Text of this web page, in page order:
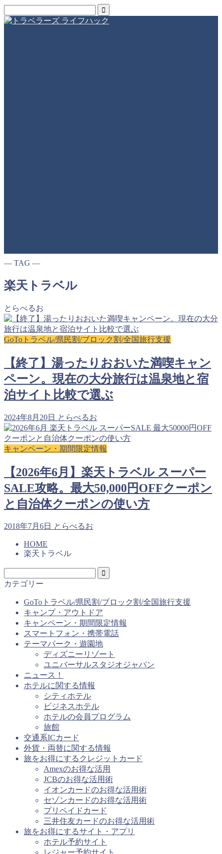
― TAG ―
楽天トラベル
とらべるお
GoToトラベル/県民割/ブロック割/全国旅行支援
【終了】湯ったりおおいた満喫キャン
ペーン。現在の大分旅行は温泉地と宿
泊サイト比較で選ぶ
2024年8月20日 とらべるお
キャンペーン・期間限定情報
【2026年6月】楽天トラベル スーパー
SALE攻略。最大50,000円OFFクーポン
と自治体クーポンの使い方
2018年7月6日 とらべるお
HOME
楽天トラベル
カテゴリー
GoToトラベル/県民割/ブロック割/全国旅行支援
キャンプ・アウトドア
キャンペーン・期間限定情報
スマートフォン・携帯電話
テーマパーク・遊園地
ディズニーリゾート
ユニバーサルスタジオジャパン
ニュース！
ホテルに関する情報
シティホテル
ビジネスホテル
ホテルの会員プログラム
旅館
交通系ICカード
外貨・両替に関する情報
旅をお得にするクレジットカード
Amexのお得な活用
JCBのお得な活用術
イオンカードのお得な活用術
セゾンカードのお得な活用術
プリペイドカード
三井住友カードのお得な活用術
旅をお得にするサイト・アプリ
ホテル予約サイト